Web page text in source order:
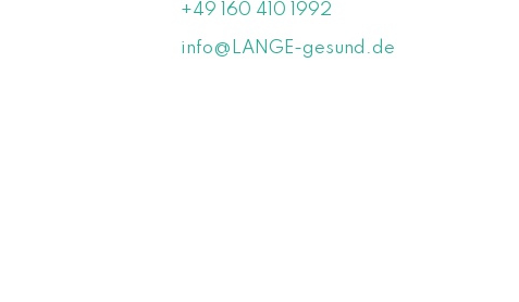
+49 160 410 1992
info@LANGE-gesund.de